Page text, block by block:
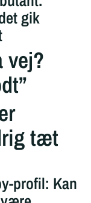
gik
vej?
tæt
profil: Kan